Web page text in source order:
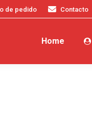
de pedido Contacto
Home